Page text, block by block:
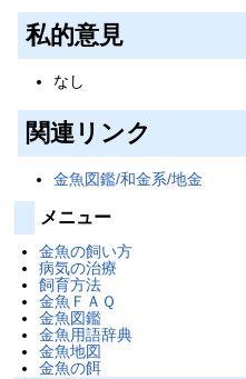
私的意見
なし
関連リンク
金魚図鑑/和金系/地金
メニュー
金魚の飼い方
病気の治療
飼育方法
金魚ＦＡＱ
金魚図鑑
金魚用語辞典
金魚地図
金魚の餌